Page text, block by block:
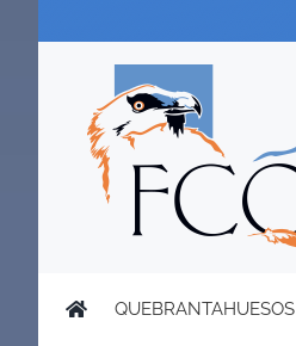
QUEBRANTAHUESOS